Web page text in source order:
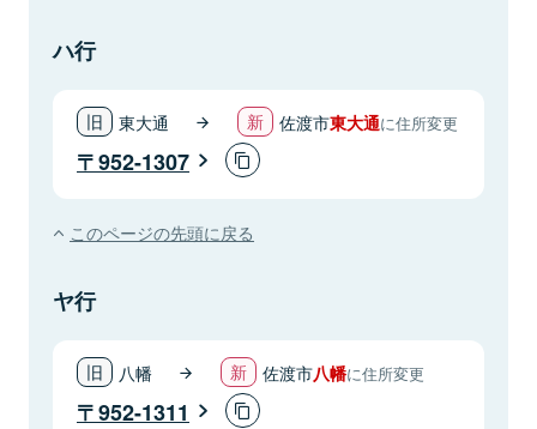
ハ行
東大通 佐渡市東大通に住所変更
952-1307
このページの先頭に戻る
ヤ行
八幡 佐渡市八幡に住所変更
952-1311